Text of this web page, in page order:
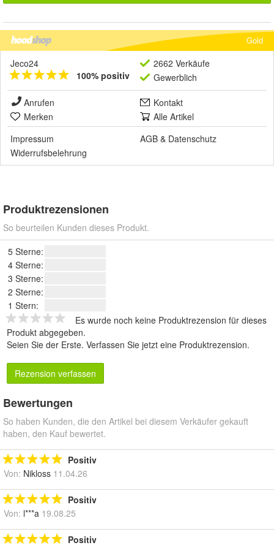
Gold
Jeco24
100% positiv
2662 Verkäufe
Gewerblich
Anrufen
Kontakt
Merken
Alle Artikel
Impressum
AGB & Datenschutz
Widerrufsbelehrung
Produktrezensionen
So beurteilen Kunden dieses Produkt.
5 Sterne:
4 Sterne:
3 Sterne:
2 Sterne:
1 Stern:
Es wurde noch keine Produktrezension für dieses
Produkt abgegeben.
Seien Sie der Erste. Verfassen Sie jetzt eine Produktrezension.
Rezension verfassen
Bewertungen
So haben Kunden, die den Artikel bei diesem Verkäufer gekauft
haben, den Kauf bewertet.
Positiv
Von: Nikloss 11.04.26
Positiv
Von: l***a 19.08.25
Positiv